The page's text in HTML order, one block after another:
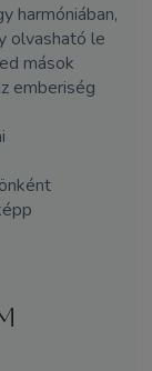
harmóniában,
olvasható le
mások
emberiség